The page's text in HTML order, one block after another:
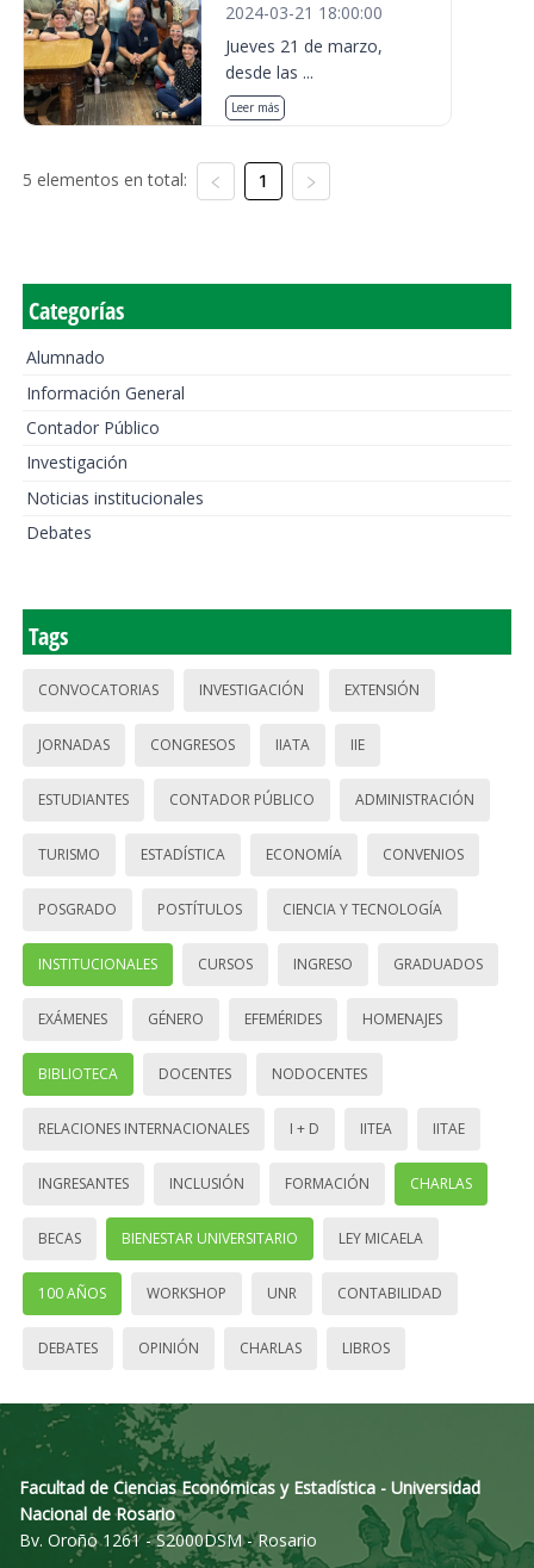
2024-03-21 18:00:00
Jueves 21 de marzo,
desde las ...
Leer más
5 elementos en total: 1
Categorías
Alumnado
Información General
Contador Público
Investigación
Noticias institucionales
Debates
Tags
CONVOCATORIAS INVESTIGACIÓN EXTENSIÓN
JORNADAS CONGRESOS IIATA IIE
ESTUDIANTES CONTADOR PÚBLICO ADMINISTRACIÓN
TURISMO ESTADÍSTICA ECONOMÍA CONVENIOS
POSGRADO POSTÍTULOS CIENCIA Y TECNOLOGÍA
INSTITUCIONALES CURSOS INGRESO GRADUADOS
EXÁMENES GÉNERO EFEMÉRIDES HOMENAJES
BIBLIOTECA DOCENTES NODOCENTES
RELACIONES INTERNACIONALES I + D IITEA IITAE
INGRESANTES INCLUSIÓN FORMACIÓN CHARLAS
BECAS BIENESTAR UNIVERSITARIO LEY MICAELA
100 AÑOS WORKSHOP UNR CONTABILIDAD
DEBATES OPINIÓN CHARLAS LIBROS
Facultad de Ciencias Económicas y Estadística - Universidad
Nacional de Rosario
Bv. Oroño 1261 - S2000DSM - Rosario